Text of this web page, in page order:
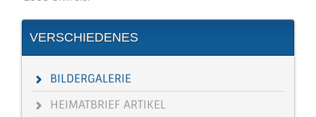
VERSCHIEDENES
BILDERGALERIE
HEIMATBRIEF ARTIKEL